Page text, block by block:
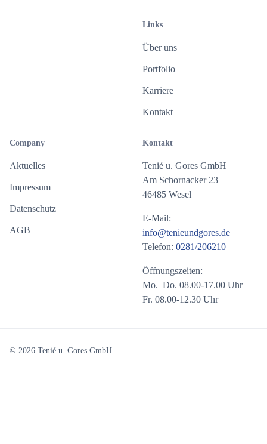
Links
Über uns
Portfolio
Karriere
Kontakt
Company
Aktuelles
Impressum
Datenschutz
AGB
Kontakt
Tenié u. Gores GmbH
Am Schornacker 23
46485 Wesel
E-Mail:
info@tenieundgores.de
Telefon: 0281/206210
Öffnungszeiten:
Mo.–Do. 08.00-17.00 Uhr
Fr. 08.00-12.30 Uhr
© 2026 Tenié u. Gores GmbH